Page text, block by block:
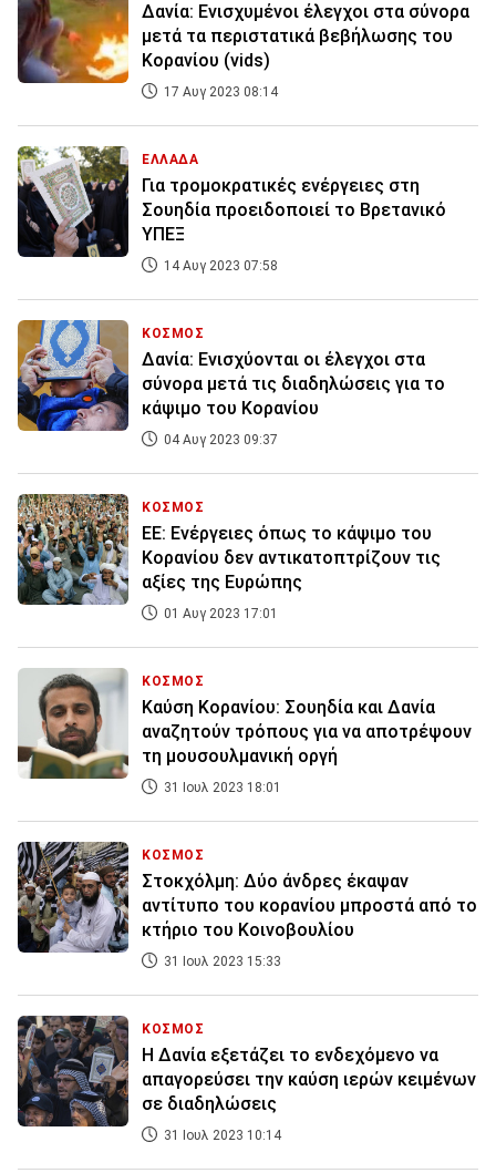
Δανία: Ενισχυμένοι έλεγχοι στα σύνορα
μετά τα περιστατικά βεβήλωσης του
Κορανίου (vids)
17 Αυγ 2023 08:14
ΕΛΛΑΔΑ
Για τρομοκρατικές ενέργειες στη
Σουηδία προειδοποιεί το Βρετανικό
ΥΠΕΞ
14 Αυγ 2023 07:58
ΚΟΣΜΟΣ
Δανία: Ενισχύονται οι έλεγχοι στα
σύνορα μετά τις διαδηλώσεις για το
κάψιμο του Κορανίου
04 Αυγ 2023 09:37
ΚΟΣΜΟΣ
ΕΕ: Ενέργειες όπως το κάψιμο του
Κορανίου δεν αντικατοπτρίζουν τις
αξίες της Ευρώπης
01 Αυγ 2023 17:01
ΚΟΣΜΟΣ
Καύση Κορανίου: Σουηδία και Δανία
αναζητούν τρόπους για να αποτρέψουν
τη μουσουλμανική οργή
31 Ιουλ 2023 18:01
ΚΟΣΜΟΣ
Στοκχόλμη: Δύο άνδρες έκαψαν
αντίτυπο του κορανίου μπροστά από το
κτήριο του Κοινοβουλίου
31 Ιουλ 2023 15:33
ΚΟΣΜΟΣ
Η Δανία εξετάζει το ενδεχόμενο να
απαγορεύσει την καύση ιερών κειμένων
σε διαδηλώσεις
31 Ιουλ 2023 10:14